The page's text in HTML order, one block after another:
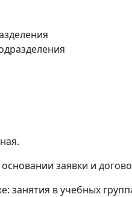
заявки и
в учебных